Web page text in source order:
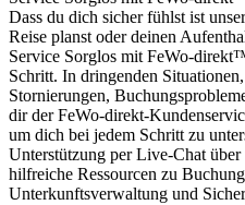
Dass du dich sicher fühlst ist
Reise planst oder deinen
Service Sorglos mit FeWo-
Schritt. In dringenden
Stornierungen,
dir der FeWo-direkt-
um dich bei jedem Schritt zu
Unterstützung per Live-Chat über
hilfreiche Ressourcen zu
Unterkunftsverwaltung und